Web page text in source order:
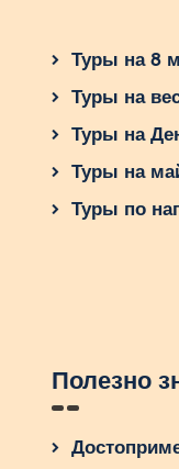
Туры на 8
Туры на
Туры на
Туры на
Туры по
Полезно